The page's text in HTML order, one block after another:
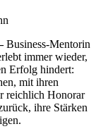
Business-Mentorin
immer wieder,
Erfolg hindert:
mit ihren
reichlich Honorar
ihre Stärken